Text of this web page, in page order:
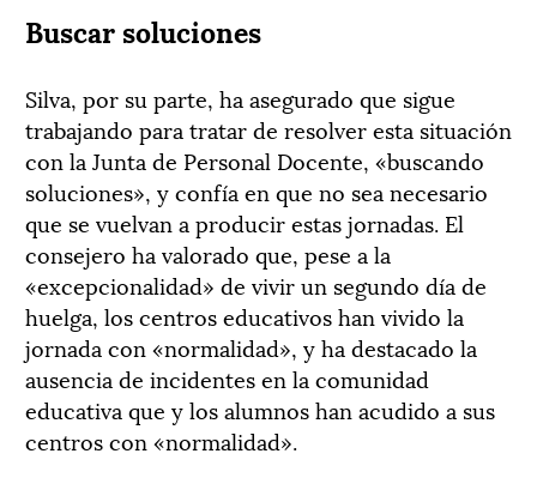
Buscar soluciones
Silva, por su parte, ha asegurado que sigue
trabajando para tratar de resolver esta situación
con la Junta de Personal Docente, «buscando
soluciones», y confía en que no sea necesario
que se vuelvan a producir estas jornadas. El
consejero ha valorado que, pese a la
«excepcionalidad» de vivir un segundo día de
huelga, los centros educativos han vivido la
jornada con «normalidad», y ha destacado la
ausencia de incidentes en la comunidad
educativa que y los alumnos han acudido a sus
centros con «normalidad».